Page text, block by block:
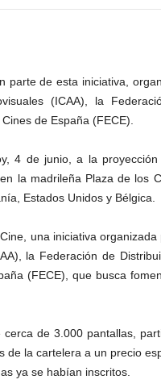
parte de esta iniciativa,
(ICAA), la
de España (FECE).
4 de junio, a la
la madrileña Plaza de los
Estados Unidos y Bélgica.
una iniciativa organizada
la Federación de
(FECE), que busca
de 3.000 pantallas,
la cartelera a un precio
ya se habían inscritos.